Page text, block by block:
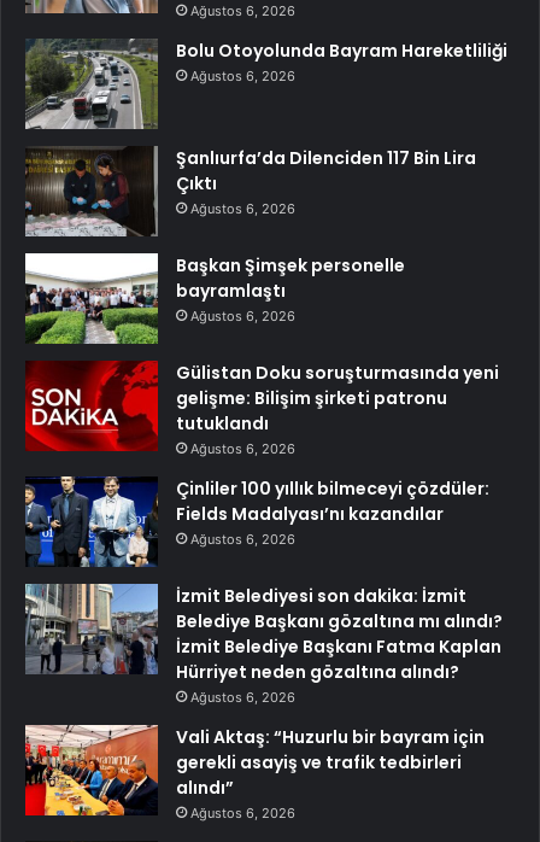
Ağustos 6, 2026
Bolu Otoyolunda Bayram Hareketliliği
Ağustos 6, 2026
Şanlıurfa’da Dilenciden 117 Bin Lira
Çıktı
Ağustos 6, 2026
Başkan Şimşek personelle
bayramlaştı
Ağustos 6, 2026
Gülistan Doku soruşturmasında yeni
gelişme: Bilişim şirketi patronu
tutuklandı
Ağustos 6, 2026
Çinliler 100 yıllık bilmeceyi çözdüler:
Fields Madalyası’nı kazandılar
Ağustos 6, 2026
İzmit Belediyesi son dakika: İzmit
Belediye Başkanı gözaltına mı alındı?
İzmit Belediye Başkanı Fatma Kaplan
Hürriyet neden gözaltına alındı?
Ağustos 6, 2026
Vali Aktaş: “Huzurlu bir bayram için
gerekli asayiş ve trafik tedbirleri
alındı”
Ağustos 6, 2026